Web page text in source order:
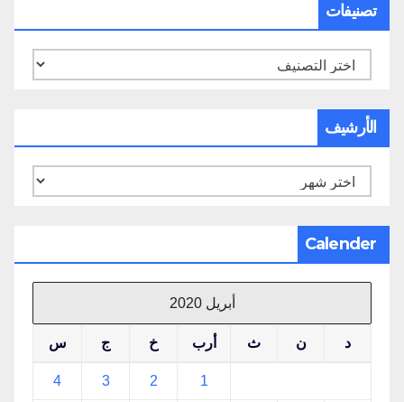
تصنيفات
تصنيفات
الأرشيف
الأرشيف
Calender
أبريل 2020
د ن ث أرب خ ج س
1
2
3
4